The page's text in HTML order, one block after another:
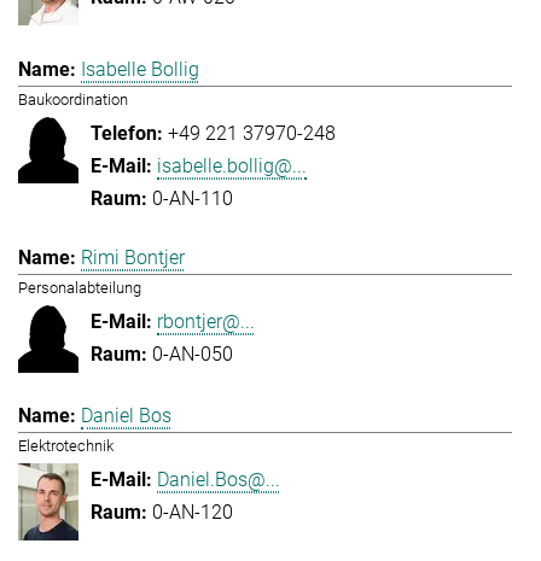
Isabelle Bollig
Baukoordination
+49 221 37970-248
isabelle.bollig@...
0-AN-110
Rimi Bontjer
Personalabteilung
rbontjer@...
0-AN-050
Daniel Bos
Elektrotechnik
Daniel.Bos@...
0-AN-120